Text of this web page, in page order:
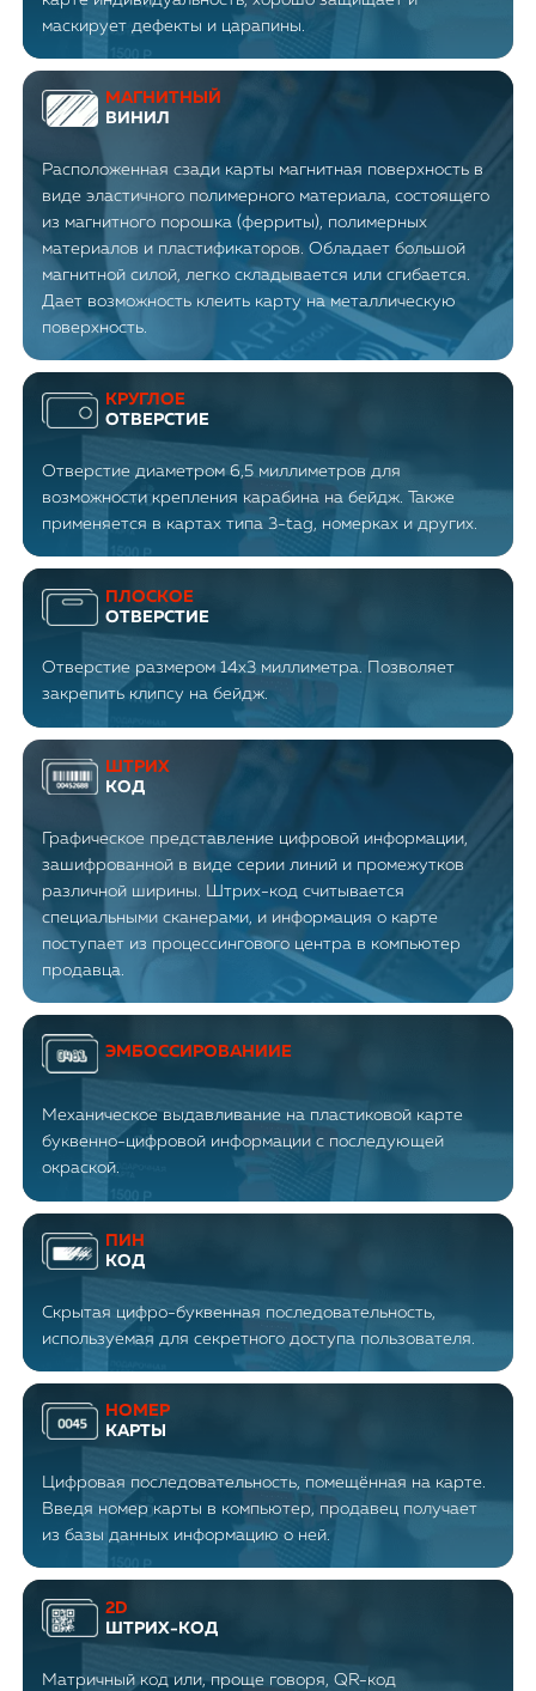
маскирует дефекты и царапины.
МАГНИТНЫЙ
ВИНИЛ
Расположенная сзади карты магнитная поверхность в
виде эластичного полимерного материала, состоящего
из магнитного порошка (ферриты), полимерных
материалов и пластификаторов. Обладает большой
магнитной силой, легко складывается или сгибается.
Дает возможность клеить карту на металлическую
поверхность.
КРУГЛОЕ
ОТВЕРСТИЕ
Отверстие диаметром 6,5 миллиметров для
возможности крепления карабина на бейдж. Также
применяется в картах типа 3-tag, номерках и других.
ПЛОСКОЕ
ОТВЕРСТИЕ
Отверстие размером 14x3 миллиметра. Позволяет
закрепить клипсу на бейдж.
ШТРИХ
КОД
Графическое представление цифровой информации,
зашифрованной в виде серии линий и промежутков
различной ширины. Штрих-код считывается
специальными сканерами, и информация о карте
поступает из процессингового центра в компьютер
продавца.
ЭМБОССИРОВАНИИЕ
Механическое выдавливание на пластиковой карте
буквенно-цифровой информации с последующей
окраской.
ПИН
КОД
Скрытая цифро-буквенная последовательность,
используемая для секретного доступа пользователя.
НОМЕР
КАРТЫ
Цифровая последовательность, помещённая на карте.
Введя номер карты в компьютер, продавец получает
из базы данных информацию о ней.
2D
ШТРИХ-КОД
Матричный код или, проще говоря, QR-код